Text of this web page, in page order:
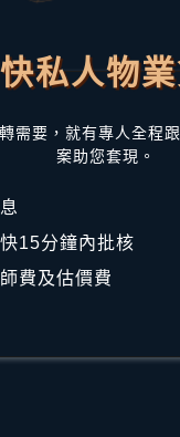
私人物
需要，就有專人全程
案助您套現。
15分鐘內批核
費及估價費